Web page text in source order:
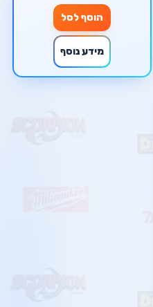
הוסף לסל
מידע נוסף